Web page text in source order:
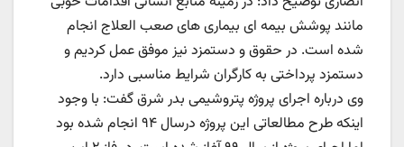
مانند پوشش بیمه ای بیماری های صعب العلاج انجام
شده است. در حقوق و دستمزد نیز موفق عمل کردیم و
دستمزد پرداختی به کارگران شرایط مناسبی دارد.
وی درباره اجرای پروژه پتروشیمی بدر شرق گفت: با وجود
اینکه طرح مطالعاتی این پروژه درسال ۹۴ انجام شده بود